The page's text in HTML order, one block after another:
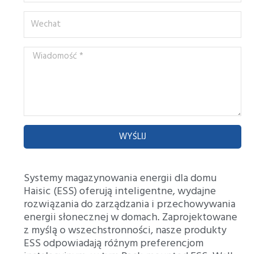
Wechat
Wiadomość
WYŚLIJ
Systemy magazynowania energii dla domu
Haisic (ESS) oferują inteligentne, wydajne
rozwiązania do zarządzania i przechowywania
energii słonecznej w domach. Zaprojektowane
z myślą o wszechstronności, nasze produkty
ESS odpowiadają różnym preferencjom